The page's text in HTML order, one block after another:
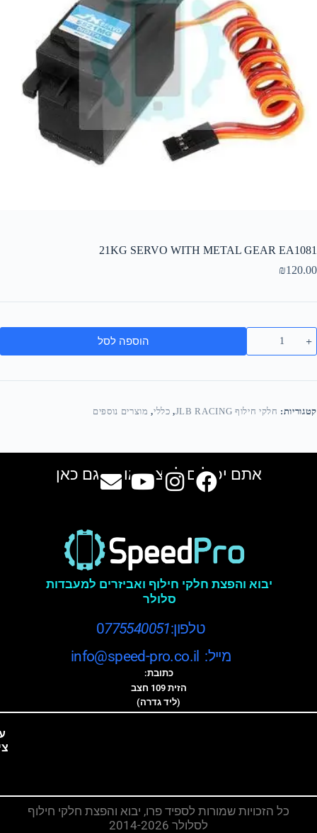
21KG SERVO WITH METAL GEAR EA1081
₪120.00
הוספה לסל
קטגוריות: חלקי חילוף JLB RACING , כללי, מוצרים נוספים
אתם יכולים למצוא אותנו גם כאן
יבוא והפצת חלקי חילוף ואביזרים למעבדות
סלולר
טלפון:0775540051
מייל: info@speed-pro.co.il
כתובת:
הזית 109 חצב
(ליד גדרה)
כל הזכויות שמורות לספיד פרו, יבוא והפצת חלקי חילוף
לסלולר 2014-2026